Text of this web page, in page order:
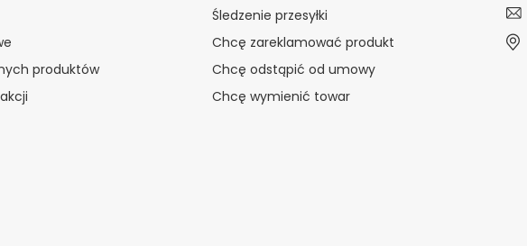
produktów
Śledzenie przesyłki
Chcę zareklamować produkt
Chcę odstąpić od umowy
Chcę wymienić towar